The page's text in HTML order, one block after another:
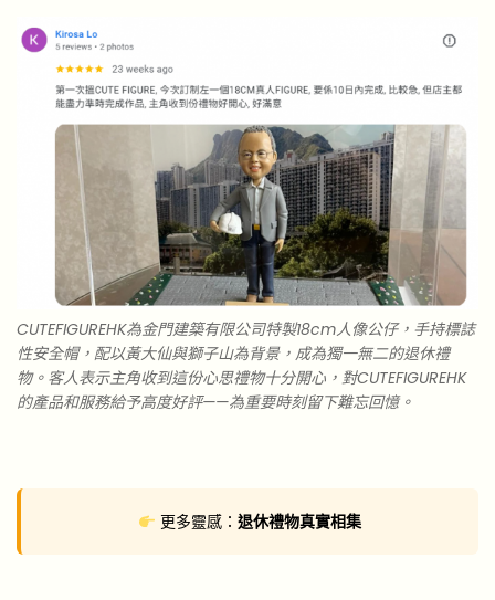
CUTEFIGUREHK為金門建築有限公司特製18cm人像公仔，手持標誌
性安全帽，配以黃大仙與獅子山為背景，成為獨一無二的退休禮
物。客人表示主角收到這份心思禮物十分開心，對CUTEFIGUREHK
的產品和服務給予高度好評——為重要時刻留下難忘回憶。
更多靈感： 退休禮物真實相集